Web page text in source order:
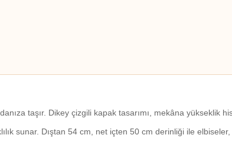
taşır. Dikey çizgili kapak tasarımı, mekâna yükseklik
sunar. Dıştan 54 cm, net içten 50 cm derinliği ile